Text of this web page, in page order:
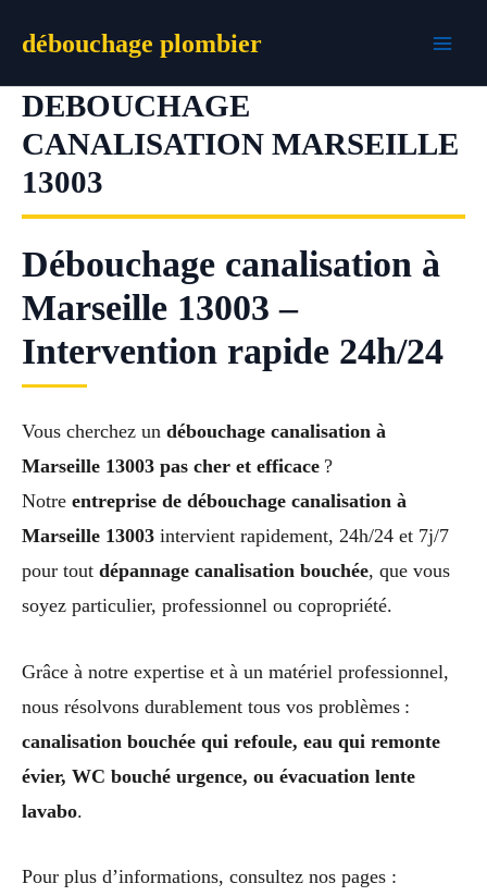
débouchage plombier
DEBOUCHAGE
CANALISATION MARSEILLE
13003
Débouchage canalisation à
Marseille 13003 –
Intervention rapide 24h/24
Vous cherchez un débouchage canalisation à
Marseille 13003 pas cher et efficace ?
Notre entreprise de débouchage canalisation à
Marseille 13003 intervient rapidement, 24h/24 et 7j/7
pour tout dépannage canalisation bouchée, que vous
soyez particulier, professionnel ou copropriété.
Grâce à notre expertise et à un matériel professionnel,
nous résolvons durablement tous vos problèmes :
canalisation bouchée qui refoule, eau qui remonte
évier, WC bouché urgence, ou évacuation lente
lavabo.
Pour plus d’informations, consultez nos pages :